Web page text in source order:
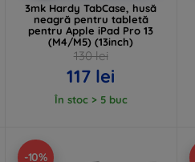
3mk Hardy TabCase, husă
neagră pentru tabletă
pentru Apple iPad Pro 13
(M4/M5) (13inch)
130 lei
117 lei
În stoc > 5 buc
-10%